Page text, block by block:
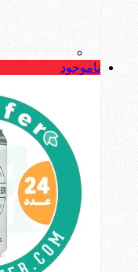
ناموجود